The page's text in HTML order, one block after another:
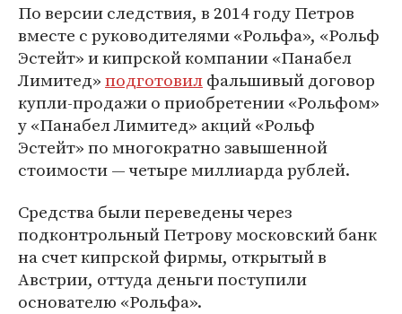
По версии следствия, в 2014 году Петров
вместе с руководителями «Рольфа», «Рольф
Эстейт» и кипрской компании «Панабел
Лимитед»подготовилфальшивый договор
купли-продажи о приобретении «Рольфом»
у «Панабел Лимитед» акций «Рольф
Эстейт» по многократно завышенной
стоимости — четыре миллиарда рублей.
Средства были переведены через
подконтрольный Петрову московский банк
на счет кипрской фирмы, открытый в
Австрии, оттуда деньги поступили
основателю «Рольфа».